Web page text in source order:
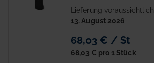
Lieferung voraussichtlich
13. August 2026
68,03 € / St
68,03 € pro 1 Stück